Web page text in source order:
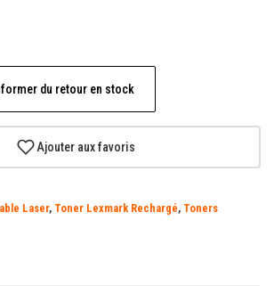
du retour en stock
Ajouter aux favoris
Laser, Toner Lexmark Rechargé, Toners